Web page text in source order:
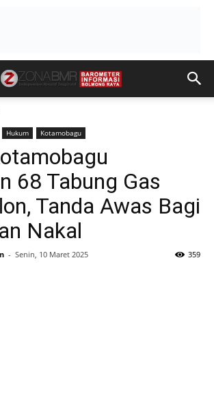
Hukum Kotamobagu
68 Tabung Gas
Tanda Awas Bagi
Nakal
- Senin, 10 Maret 2025 359